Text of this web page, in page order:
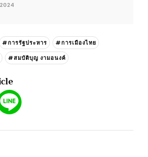
#การรัฐประหาร
#การเมืองไทย
#สมบัติบุญ งามอนงค์